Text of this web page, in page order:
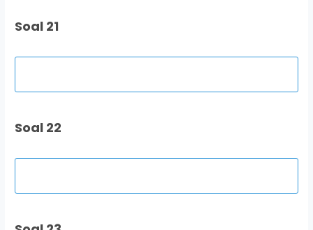
Soal 21
Soal 22